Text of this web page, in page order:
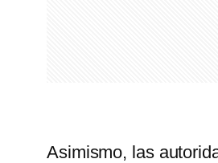
Asimismo, las